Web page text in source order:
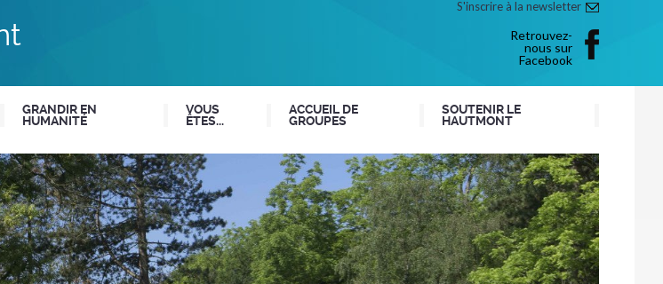
S'inscrire à la newsletter
Retrouvez-
nous sur
Facebook
GRANDIR EN
HUMANITÉ
VOUS
ÊTES...
ACCUEIL DE
GROUPES
SOUTENIR LE
HAUTMONT